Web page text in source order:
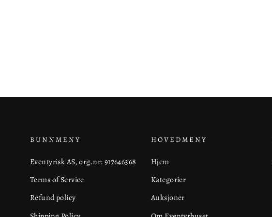
BUNNMENY
Eventyrisk AS, org.nr: 917646368
Terms of Service
Refund policy
HOVEDMENY
Hjem
Kategorier
Auksjoner